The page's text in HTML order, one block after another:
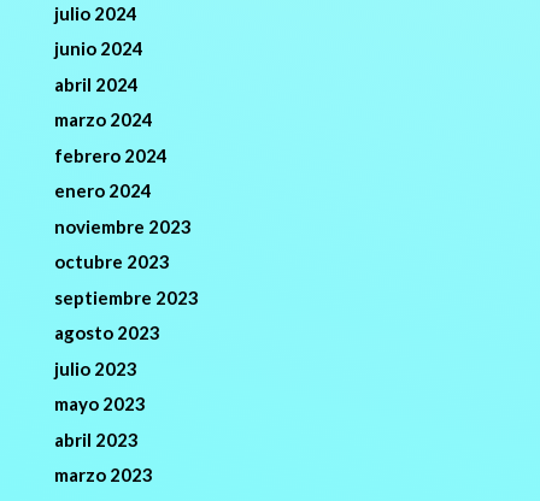
julio 2024
junio 2024
abril 2024
marzo 2024
febrero 2024
enero 2024
noviembre 2023
octubre 2023
septiembre 2023
agosto 2023
julio 2023
mayo 2023
abril 2023
marzo 2023